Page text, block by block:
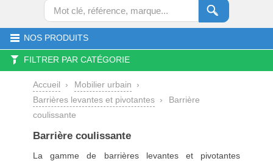
NOS PRODUITS
FILTRER PAR CATÉGORIE
Accueil › Mobilier urbain
›
Barrières levantes et pivotantes ›
Barrière
coulissante
Barrière coulissante
La gamme de barrières levantes et pivotantes